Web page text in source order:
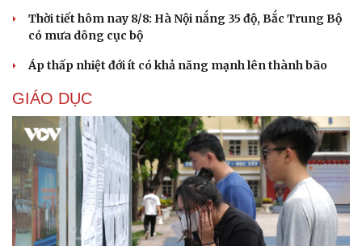
Cải chính
Thời tiết hôm nay 8/8: Hà Nội nắng 35 độ, Bắc Trung Bộ
có mưa dông cục bộ
Áp thấp nhiệt đới ít có khả năng mạnh lên thành bão
GIÁO DỤC